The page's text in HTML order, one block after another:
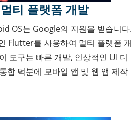
티 플랫폼 개발
OS는 Google의 지원을 받습니다.
Flutter를 사용하여 멀티 플랫폼 개
도구는 빠른 개발, 인상적인 UI 디
합 덕분에 모바일 앱 및 웹 앱 제작